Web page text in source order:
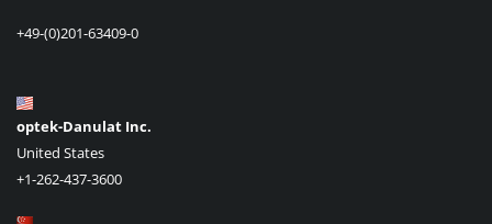
+49-(0)201-63409-0
optek-Danulat Inc.
United States
+1-262-437-3600